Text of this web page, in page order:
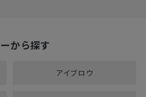
から探す
アイブロウ